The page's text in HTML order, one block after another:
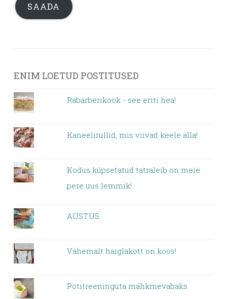
SAADA
ENIM LOETUD POSTITUSED
Rabarberikook - see eriti hea!
Kaneelirullid, mis viivad keele alla!
Kodus küpsetatud tatraleib on meie
pere uus lemmik!
AUSTUS
Vähemalt haiglakott on koos!
Potitreeninguta mähkmevabaks